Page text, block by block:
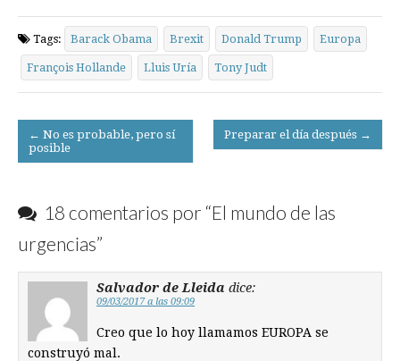
Tags: Barack Obama Brexit Donald Trump Europa
François Hollande Lluis Uría Tony Judt
Post
navigation
← No es probable, pero sí
posible
Preparar el día después →
18 comentarios por “El mundo de las
urgencias”
Salvador de Lleida dice:
09/03/2017 a las 09:09
Creo que lo hoy llamamos EUROPA se
construyó mal.